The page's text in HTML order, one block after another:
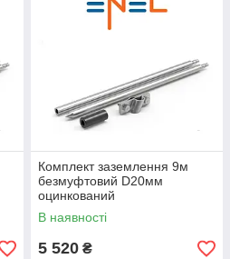
Комплект заземлення 9м
безмуфтовий D20мм
оцинкований
В наявності
5 520 ₴